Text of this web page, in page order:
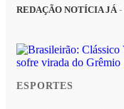
REDAÇÃO NOTÍCIA JÁ-
ESPORTES